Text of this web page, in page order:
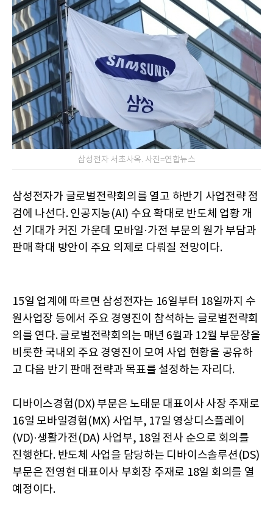
삼성전자 서초사옥. 사진=연합뉴스
삼성전자가 글로벌전략회의를 열고 하반기 사업전략 점
검에 나선다. 인공지능(AI) 수요 확대로 반도체 업황 개
선 기대가 커진 가운데 모바일·가전 부문의 원가 부담과
판매 확대 방안이 주요 의제로 다뤄질 전망이다.
15일 업계에 따르면 삼성전자는 16일부터 18일까지 수
원사업장 등에서 주요 경영진이 참석하는 글로벌전략회
의를 연다. 글로벌전략회의는 매년 6월과 12월 부문장을
비롯한 국내외 주요 경영진이 모여 사업 현황을 공유하
고 다음 반기 판매 전략과 목표를 설정하는 자리다.
디바이스경험(DX) 부문은 노태문 대표이사 사장 주재로
16일 모바일경험(MX) 사업부, 17일 영상디스플레이
(VD)·생활가전(DA) 사업부, 18일 전사 순으로 회의를
진행한다. 반도체 사업을 담당하는 디바이스솔루션(DS)
부문은 전영현 대표이사 부회장 주재로 18일 회의를 열
예정이다.